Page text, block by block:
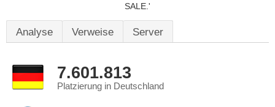
SALE.'
Analyse Verweise Server
7.601.813
Platzierung in Deutschland